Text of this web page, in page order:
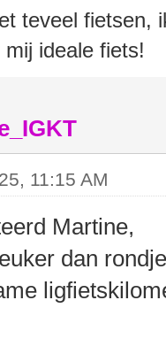
teveel fietsen,
ideale fiets!
11:15 AM
Martine,
dan